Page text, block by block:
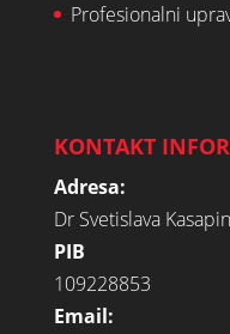
Profesionalni
KONTAKT
Adresa:
Dr Svetislava
PIB
109228853
Email: